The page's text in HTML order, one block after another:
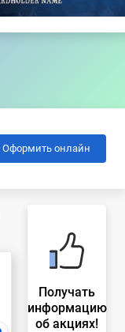
Оформить онлайн
Получать
информацию
об акциях!